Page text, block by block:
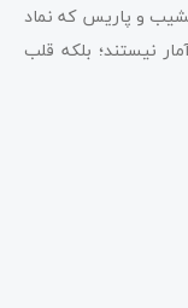
و پاریس که نماد
نیستند؛ بلکه قلب